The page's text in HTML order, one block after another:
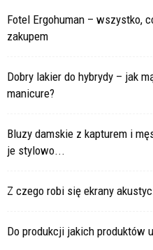
Fotel Ergohuman – wszystko,
zakupem
Dobry lakier do hybrydy – jak
manicure?
Bluzy damskie z kapturem i
je stylowo...
Z czego robi się ekrany
Do produkcji jakich produktów